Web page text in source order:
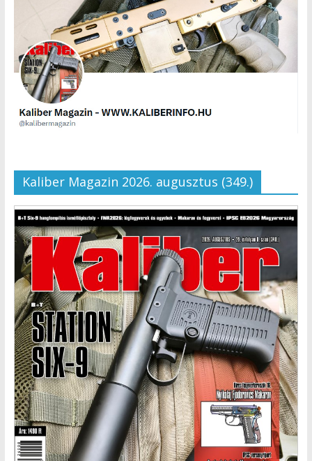
Kaliber Magazin 2026. augusztus (349.)